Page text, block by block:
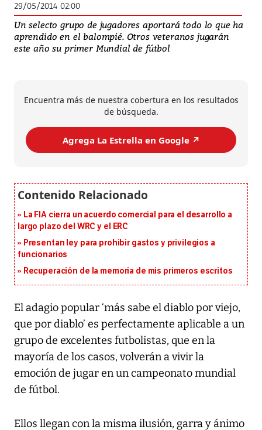
29/05/2014 02:00
Un selecto grupo de jugadores aportará todo lo que ha
aprendido en el balompié. Otros veteranos jugarán
este año su primer Mundial de fútbol
Encuentra más de nuestra cobertura en los resultados
de búsqueda.
Agrega La Estrella en Google ↗️
La FIA cierra un acuerdo comercial para el desarrollo a
largo plazo del WRC y el ERC
Presentan ley para prohibir gastos y privilegios a
funcionarios
Recuperación de la memoria de mis primeros escritos
El adagio popular ‘más sabe el diablo por viejo,
que por diablo’ es perfectamente aplicable a un
grupo de excelentes futbolistas, que en la
mayoría de los casos, volverán a vivir la
emoción de jugar en un campeonato mundial
de fútbol.
Ellos llegan con la misma ilusión, garra y ánimo